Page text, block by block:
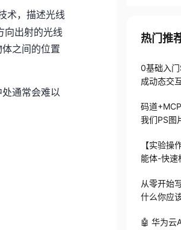
术，描述光线
向出射的光线
之间的位置
通常会难以
{1}{\pi}\int_{\Omega}V_ {P} (
热门推
0基础入
成动态交
码道
我们PS图
【实验操
能体-快速
从零开始
什么你应
🤖 华为云